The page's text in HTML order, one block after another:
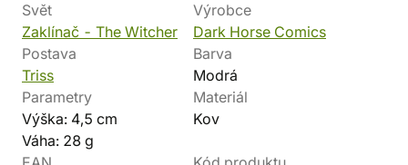
Svět
Zaklínač - The Witcher
Výrobce
Dark Horse Comics
Postava
Triss
Barva
Modrá
Parametry
Výška: 4,5 cm
Váha: 28 g
Materiál
Kov